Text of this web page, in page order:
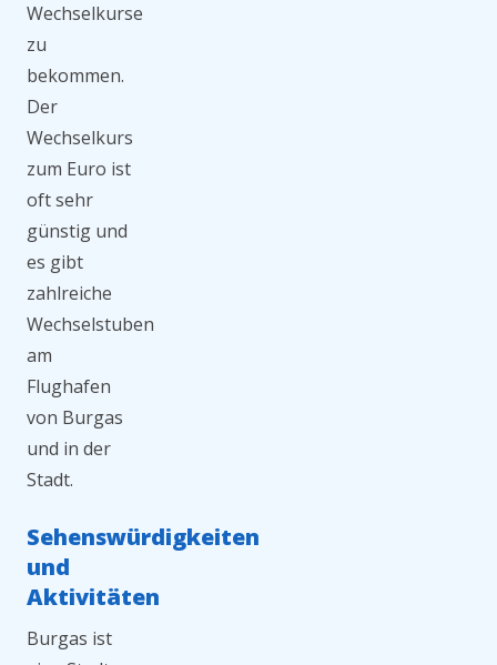
Wechselkurse
zu
bekommen.
Der
Wechselkurs
zum Euro ist
oft sehr
günstig und
es gibt
zahlreiche
Wechselstuben
am
Flughafen
von Burgas
und in der
Stadt.
Sehenswürdigkeiten
und
Aktivitäten
Burgas ist